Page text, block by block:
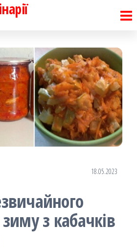
18.05.2023
з кабачків